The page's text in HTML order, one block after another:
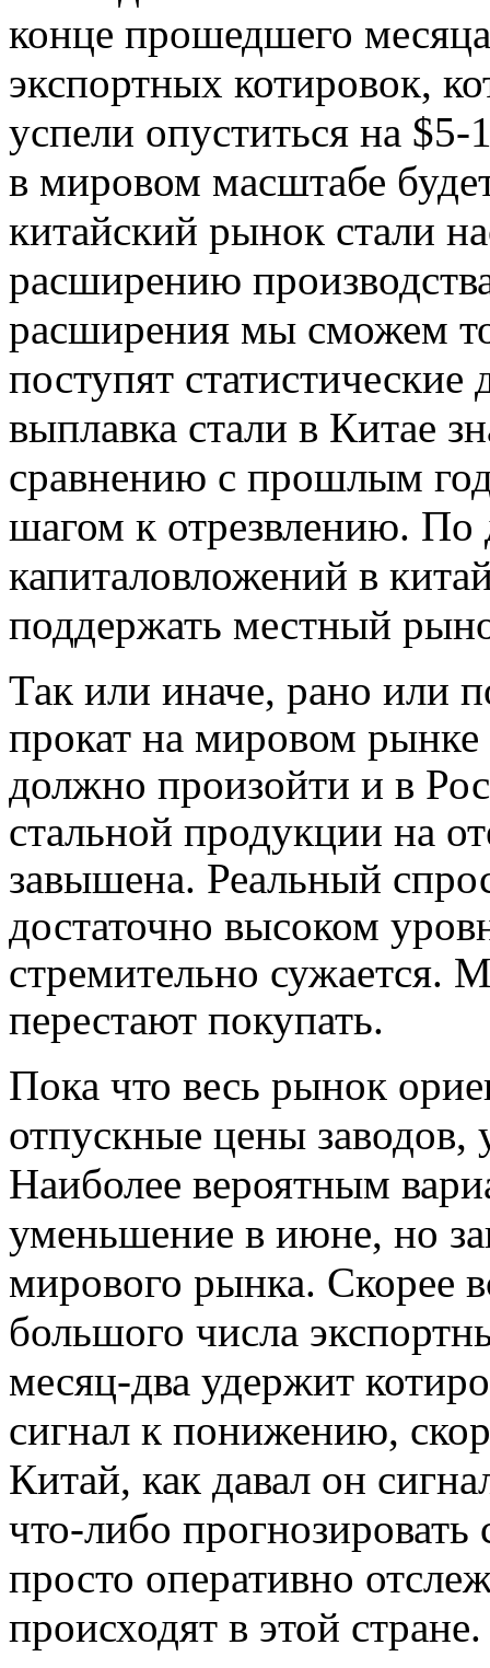
конце прошедшего
экспортных котировок,
успели опуститься на
в мировом масштабе
китайский рынок стали
расширению
расширения мы сможем
поступят
выплавка стали в Китае
сравнению с прошлым
шагом к отрезвлению. По
капиталовложений в
поддержать местный
Так или иначе, рано или
прокат на мировом рынке
должно произойти и в
стальной продукции на
завышена. Реальный
достаточно высоком
стремительно сужается.
перестают покупать.
Пока что весь рынок
отпускные цены заводов,
Наиболее вероятным
уменьшение в июне, но
мирового рынка. Скорее
большого числа
месяц-два удержит
сигнал к понижению,
Китай, как давал он
что-либо
просто оперативно
происходят в этой стране.